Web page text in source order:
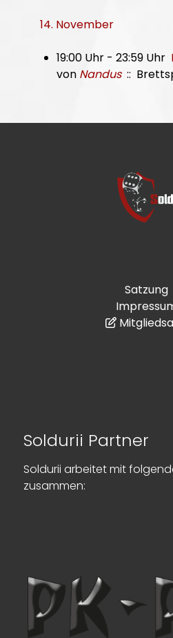
14. November
19:00 Uhr - 23:59 Uhr
von Nandus::
Satzung
Soldurii Partner
Soldurii arbeitet mit
zusammen: